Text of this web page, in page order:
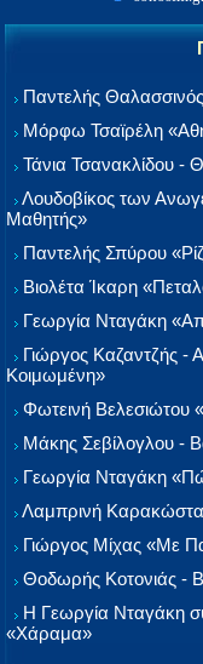
Παντελής
Μόρφω Τσαϊρέλη
Τάνια Τσανακλίδου -
Λουδοβίκος των
Μαθητής»
Παντελής Σπύρου
Βιολέτα Ίκαρη
Γεωργία Νταγάκη
Γιώργος Καζαντζής -
Κοιμωμένη»
Φωτεινή Βελεσιώτου
Μάκης Σεβίλογλου -
Γεωργία Νταγάκη
Λαμπρινή
Γιώργος Μίχας «Με
Θοδωρής Κοτονιάς -
Η Γεωργία Νταγάκη
«Χάραμα»